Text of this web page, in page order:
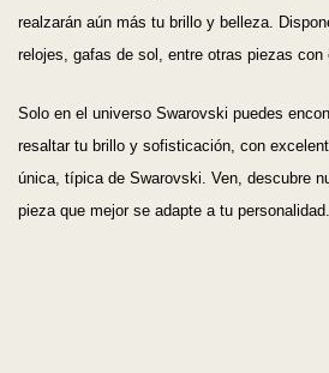
realzarán aún más tu brillo y belleza.
relojes, gafas de sol, entre otras piezas con
Solo en el universo Swarovski puedes
resaltar tu brillo y sofisticación, con
única, típica de Swarovski. Ven, descubre
pieza que mejor se adapte a tu personalidad.